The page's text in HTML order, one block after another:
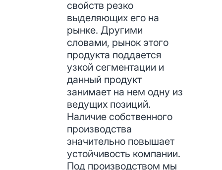
свойств резко
выделяющих его на
рынке. Другими
словами, рынок этого
продукта поддается
узкой сегментации и
данный продукт
занимает на нем одну из
ведущих позиций.
Наличие собственного
производства
значительно повышает
устойчивость компании.
Под производством мы